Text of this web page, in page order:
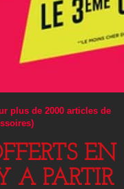
plus de 2000 articles de
EN
A PARTIR